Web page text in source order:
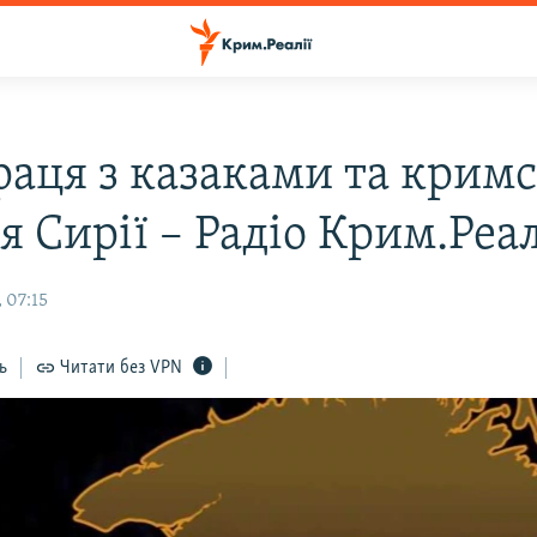
з казаками та
Сирії – Радіо
07:15
Читати без VPN